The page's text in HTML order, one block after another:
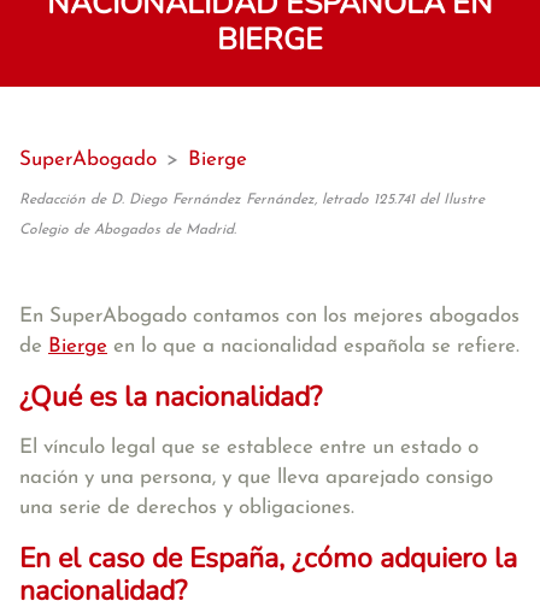
BIERGE
SuperAbogado > Bierge
Redacción de D. Diego Fernández Fernández, letrado 125.741 del Ilustre
Colegio de Abogados de Madrid.
En SuperAbogado contamos con los mejores abogados
de Bierge en lo que a nacionalidad española se refiere.
¿Qué es la nacionalidad?
El vínculo legal que se establece entre un estado o
nación y una persona, y que lleva aparejado consigo
una serie de derechos y obligaciones.
En el caso de España, ¿cómo adquiero la
nacionalidad?